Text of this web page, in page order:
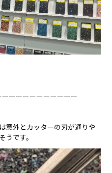
ーーーーーーーーーー
意外とカッターの刃が通りや
です。